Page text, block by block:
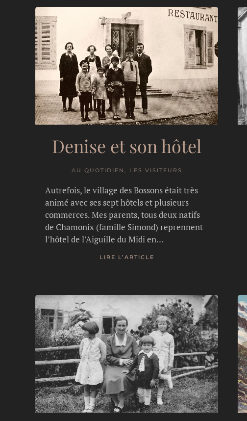
Denise et son hôtel
AU QUOTIDIEN, LES VISITEURS
Autrefois, le village des Bossons était très
animé avec ses sept hôtels et plusieurs
commerces. Mes parents, tous deux natifs
de Chamonix (famille Simond) reprennent
l’hôtel de l’Aiguille du Midi en…
LIRE L’ARTICLE